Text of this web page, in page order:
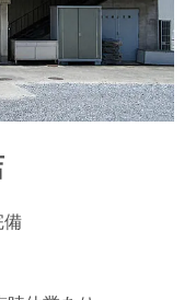
備